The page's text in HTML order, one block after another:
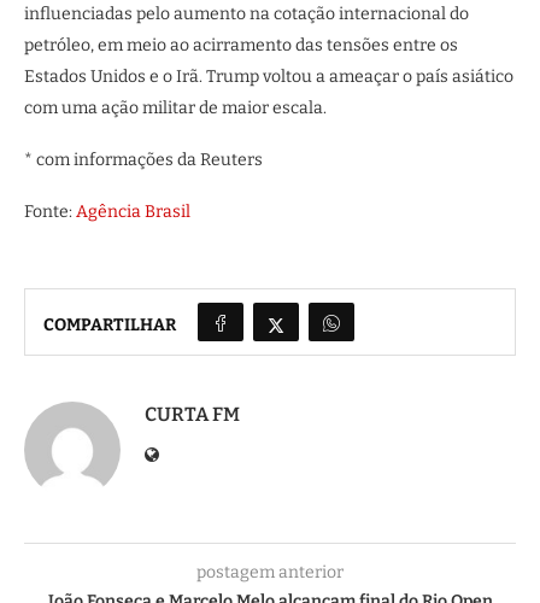
influenciadas pelo aumento na cotação internacional do
petróleo, em meio ao acirramento das tensões entre os
Estados Unidos e o Irã. Trump voltou a ameaçar o país asiático
com uma ação militar de maior escala.
* com informações da Reuters
Fonte: Agência Brasil
COMPARTILHAR
CURTA FM
postagem anterior